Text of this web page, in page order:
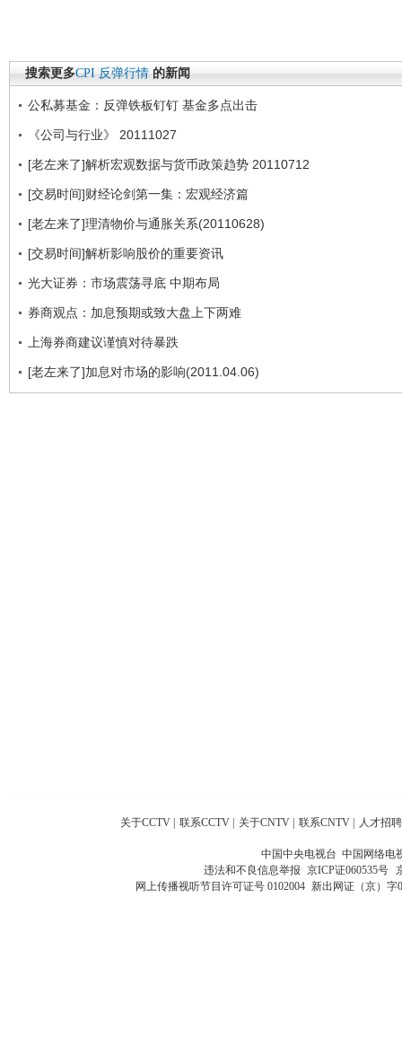
搜索更多CPI 反弹行情 的新闻
公私募基金：反弹铁板钉钉 基金多点出击
《公司与行业》 20111027
[老左来了]解析宏观数据与货币政策趋势 20110712
[交易时间]财经论剑第一集：宏观经济篇
[老左来了]理清物价与通胀关系(20110628)
[交易时间]解析影响股价的重要资讯
光大证券：市场震荡寻底 中期布局
券商观点：加息预期或致大盘上下两难
上海券商建议谨慎对待暴跌
[老左来了]加息对市场的影响(2011.04.06)
关于CCTV 联系CCTV 关于CNTV 联系CNTV 人才招聘
中国中央电视台 中国网络电
违法和不良信息举报 京ICP证060535号
网上传播视听节目许可证号 0102004 新出网证（京）